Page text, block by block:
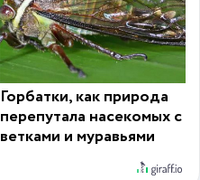
Горбатки, как природа
перепутала насекомых с
ветками и муравьями